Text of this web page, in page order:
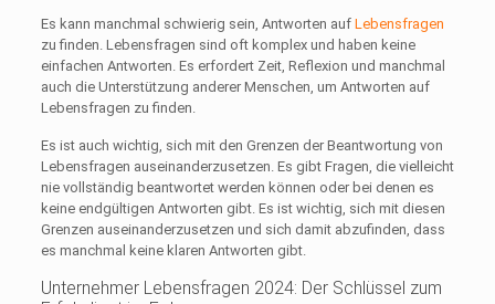
Es kann manchmal schwierig sein, Antworten auf Lebensfragen
zu finden. Lebensfragen sind oft komplex und haben keine
einfachen Antworten. Es erfordert Zeit, Reflexion und manchmal
auch die Unterstützung anderer Menschen, um Antworten auf
Lebensfragen zu finden.
Es ist auch wichtig, sich mit den Grenzen der Beantwortung von
Lebensfragen auseinanderzusetzen. Es gibt Fragen, die vielleicht
nie vollständig beantwortet werden können oder bei denen es
keine endgültigen Antworten gibt. Es ist wichtig, sich mit diesen
Grenzen auseinanderzusetzen und sich damit abzufinden, dass
es manchmal keine klaren Antworten gibt.
Unternehmer Lebensfragen 2024: Der Schlüssel zum